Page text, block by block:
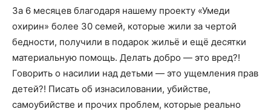
За 6 месяцев благодаря нашему проекту «Умеди
охирин» более 30 семей, которые жили за чертой
бедности, получили в подарок жильё и ещё десятки
материальную помощь. Делать добро — это вред?!
Говорить о насилии над детьми — это ущемления прав
детей?! Писать об изнасиловании, убийстве,
самоубийстве и прочих проблем, которые реально